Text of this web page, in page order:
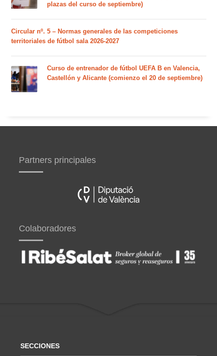
plazas del curso de septiembre)
Circular nº. 5 – Normas generales de las competiciones
territoriales de fútbol sala 2026-2027
Curso de entrenador de fútbol UEFA B en Valencia,
Castellón y Alicante (comienzo el 20 de septiembre)
Partners principales
Colaboradores
SECCIONES